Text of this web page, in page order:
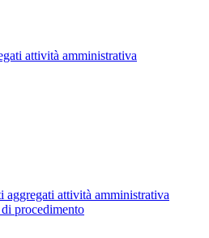
attività amministrativa
aggregati attività amministrativa
procedimento